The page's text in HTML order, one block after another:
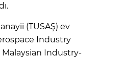
(TUSAŞ) ev
Industry
Industry-